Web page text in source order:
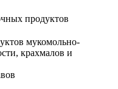
продуктов
мукомольно-
крахмалов и